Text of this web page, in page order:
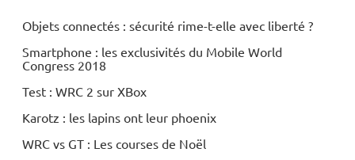
Objets connectés : sécurité rime-t-elle avec liberté ?
Smartphone : les exclusivités du Mobile World
Congress 2018
Test : WRC 2 sur XBox
Karotz : les lapins ont leur phoenix
WRC vs GT : Les courses de Noël